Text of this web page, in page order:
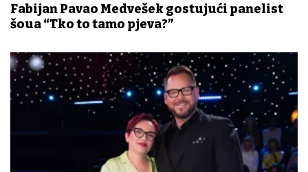
Fabijan Pavao Medvešek gostujući panelist
šoua “Tko to tamo pjeva?”